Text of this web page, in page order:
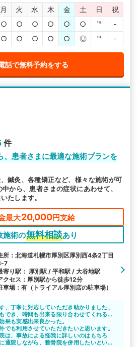
月 火 水 木 金 土 日
祝
○ ○ ○ ○ ○ ○ ℡
-
○ ○ ○ ○ ○ ◎ ℡ -
話で無料予約をする
件
、患者さまに最適な施術プランを
鍼灸、各種矯正など、様々な施術が可
から、患者さまの症状にあわせて、
たします。
最大20,000円支給
施術の無料相談あり
所：北海道札幌市厚別区厚別西4条2丁目
7
寄り駅： 厚別駅 / 平和駅 / 大谷地駅
クセス：厚別駅から徒歩12分
車場：有（トライアル厚別店の駐車場）
、丁寧に対応していただき助かりました、
でき、時間も出来る限り合わせてくれるの
。
果も実感出来良かった。
でも利用させていただきたいと思います。
は、事故による怪我に詳しいのはもちろ
通院しながら、整骨院を併用したいという